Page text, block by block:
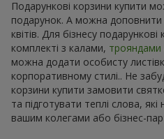
Подарункові корзини купити
подарунок. А можна
квітів. Для бізнесу
комплекті з калами, трояндами
можна додати особисту
корпоративному стилі.. Не
корзини купити замовити
та підготувати теплі слова, які
вашим колегами або бізнес-